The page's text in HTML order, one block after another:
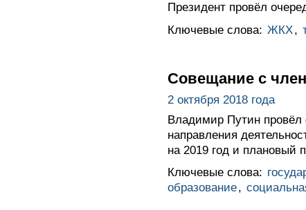
Президент провёл
Ключевые слова: ЖКХ,
Совещание с
2 октября 2018 года
Владимир Путин провёл
направления
на 2019 год и плановый
Ключевые слова:
образование,